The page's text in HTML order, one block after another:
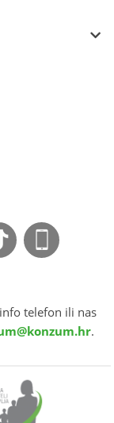
telefon ili nas
.